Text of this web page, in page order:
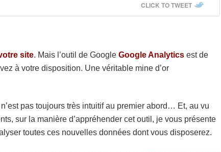
CLICK TO TWEET
site. Mais l’outil de Google Google Analytics est de
à votre disposition. Une véritable mine d’or
pas toujours très intuitif au premier abord… Et, au vu
sur la manière d’appréhender cet outil, je vous présente
toutes ces nouvelles données dont vous disposerez.